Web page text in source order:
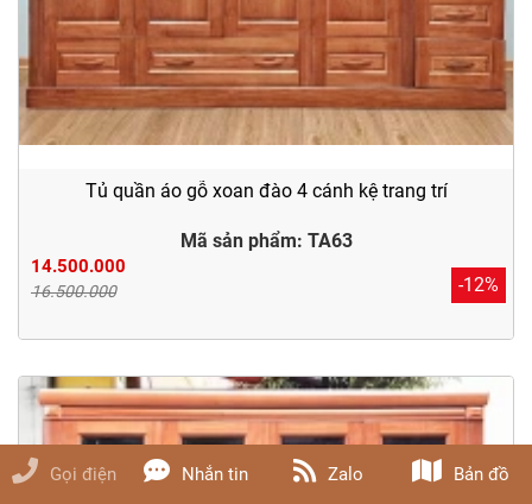
Tủ quần áo gỗ xoan đào 4 cánh kệ trang trí
Mã sản phẩm: TA63
14.500.000
16.500.000 -12%
Gọi điện Nhắn tin Zalo Bản đồ